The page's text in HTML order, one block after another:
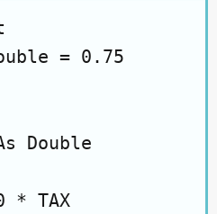
= 0.75
Double
* TAX